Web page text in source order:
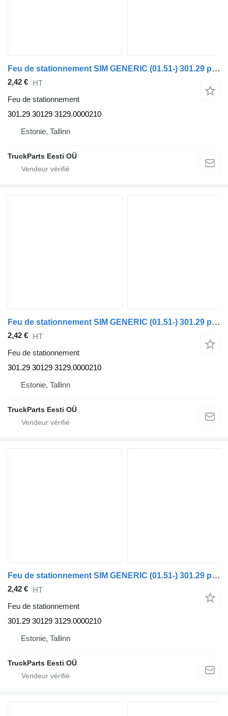
Feu de stationnement SIM GENERIC (01.51-) 301.29 pour tracteur routier GENERIC (01.51-)
2,42 € HT
Feu de stationnement
301.29 30129 3129.0000210
Estonie, Tallinn
TruckParts Eesti OÜ
Feu de stationnement SIM GENERIC (01.51-) 301.29 pour tracteur routier GENERIC (01.51-)
2,42 € HT
Feu de stationnement
301.29 30129 3129.0000210
Estonie, Tallinn
TruckParts Eesti OÜ
Feu de stationnement SIM GENERIC (01.51-) 301.29 pour tracteur routier GENERIC (01.51-)
2,42 € HT
Feu de stationnement
301.29 30129 3129.0000210
Estonie, Tallinn
TruckParts Eesti OÜ